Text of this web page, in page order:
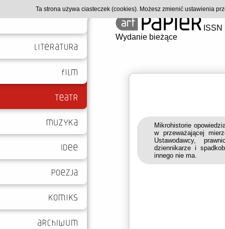
Wydanie bieżące
Mikrohistorie
w przeważającej
Ustawodawcy,
dziennikarze i
innego nie ma.
Ta strona używa ciasteczek (cookies). Możesz zmienić ustawienia